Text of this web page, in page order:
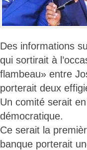
Des informations
qui sortirait à
flambeau» entre
porterait deux
Un comité serait
démocratique.
Ce serait la
banque porterait